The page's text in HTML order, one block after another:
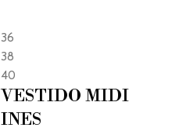
36
38
40
VESTIDO MIDI
INES